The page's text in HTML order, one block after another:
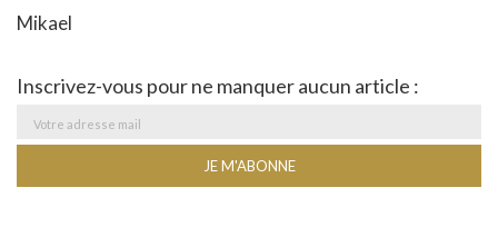
Mikael
Inscrivez-vous pour ne manquer aucun article :